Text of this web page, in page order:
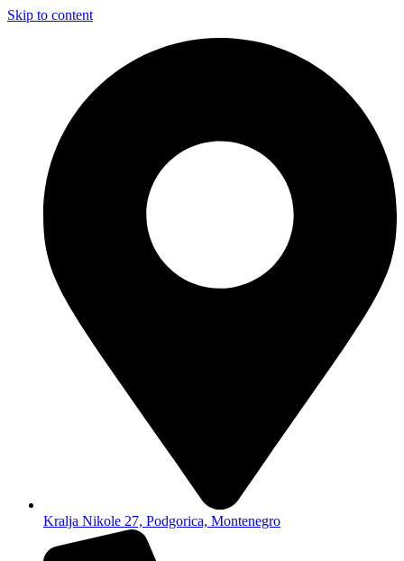
Skip to content
Kralja Nikole 27, Podgorica, Montenegro